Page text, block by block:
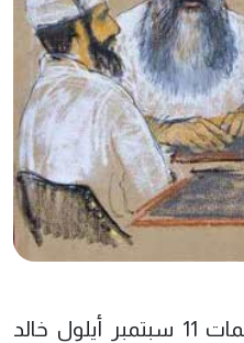
قال المتهم بالتخطيط لهجمات 11 سبتمبر أيلول خالد